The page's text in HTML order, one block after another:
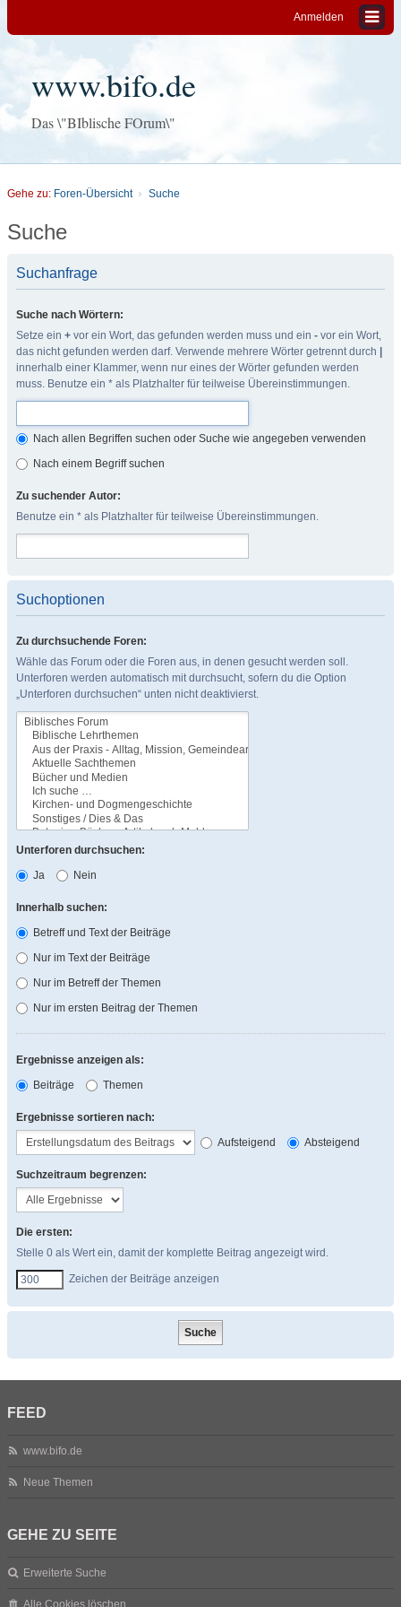
Anmelden
www.bifo.de
Das \"BIblische FOrum\"
Gehe zu: Foren-Übersicht Suche
Suche
Suchanfrage
Suche nach Wörtern:
Setze ein + vor ein Wort, das gefunden werden muss und ein - vor ein Wort,
das nicht gefunden werden darf. Verwende mehrere Wörter getrennt durch
innerhalb einer Klammer, wenn nur eines der Wörter gefunden werden
muss. Benutze ein * als Platzhalter für teilweise Übereinstimmungen.
Nach allen Begriffen suchen oder Suche wie angegeben verwenden
Nach einem Begriff suchen
Zu suchender Autor:
Benutze ein * als Platzhalter für teilweise Übereinstimmungen.
Suchoptionen
Zu durchsuchende Foren:
Wähle das Forum oder die Foren aus, in denen gesucht werden soll.
Unterforen werden automatisch mit durchsucht, sofern du die Option
„Unterforen durchsuchen“ unten nicht deaktivierst.
Unterforen durchsuchen:
Ja
Nein
Innerhalb suchen:
Betreff und Text der Beiträge
Nur im Text der Beiträge
Nur im Betreff der Themen
Nur im ersten Beitrag der Themen
Ergebnisse anzeigen als:
Beiträge
Themen
Ergebnisse sortieren nach:
Aufsteigend
Absteigend
Suchzeitraum begrenzen:
Die ersten:
Stelle 0 als Wert ein, damit der komplette Beitrag angezeigt wird.
Zeichen der Beiträge anzeigen
FEED
www.bifo.de
Neue Themen
GEHE ZU SEITE
Erweiterte Suche
Alle Cookies löschen